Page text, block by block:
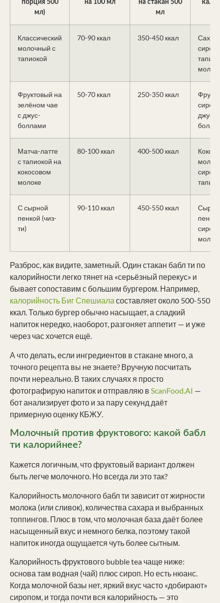
порция 500
мл)
на 100 мл
на стакан 500
мл
Классический
молочный с
тапиокой
70-90 ккал 350-450 ккал
сироп,
Фруктовый на
зелёном чае
с джус-
боллами
50-70 ккал 250-350 ккал
сироп,
джус-
боллы
Матча-латте
с тапиокой на
кокосовом
молоке
80-100 ккал 400-500 ккал
сироп,
С сырной
пенкой (чиз-
ти)
90-110 ккал 450-550 ккал
пенка,
сироп,
Разброс, как видите, заметный. Один стакан бабл ти по
калорийности легко тянет на «серьёзный перекус» и
бывает сопоставим с большим бургером. Например,
калорийность Биг Спешиала составляет около 500-550
ккал. Только бургер обычно насыщает, а сладкий
напиток нередко, наоборот, разгоняет аппетит — и уже
через час хочется ещё.
А что делать, если ингредиентов в стакане много, а
точного рецепта вы не знаете? Вручную посчитать
почти нереально. В таких случаях я просто
фотографирую напиток и отправляю в ScanFood.AI —
бот анализирует фото и за пару секунд даёт
примерную оценку КБЖУ.
Молочный против фруктового: какой бабл
ти калорийнее?
Кажется логичным, что фруктовый вариант должен
быть легче молочного. Но всегда ли это так?
Калорийность молочного бабл ти зависит от жирности
молока (или сливок), количества сахара и выбранных
топпингов. Плюс в том, что молочная база даёт более
насыщенный вкус и немного белка, поэтому такой
напиток иногда ощущается чуть более сытным.
Калорийность фруктового bubble tea чаще ниже:
основа там водная (чай) плюс сироп. Но есть нюанс.
Когда молочной базы нет, яркий вкус часто «добирают»
сиропом, и тогда почти вся калорийность — это